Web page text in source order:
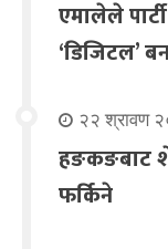
एमालेले
‘डिजिटल’
२२ श्रावण
हङकङबाट
फर्किने